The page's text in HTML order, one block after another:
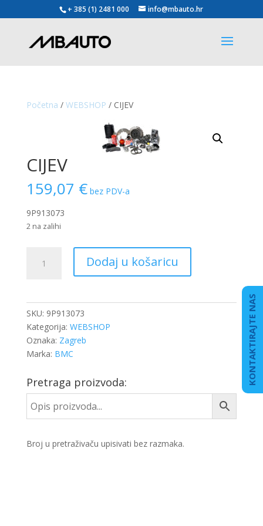
+ 385 (1) 2481 000 info@mbauto.hr
Početna / WEBSHOP / CIJEV
CIJEV
159,07 € bez PDV-a
9P913073
2 na zalihi
količina
Dodaj u košaricu
SKU: 9P913073
Kategorija: WEBSHOP
Oznaka: Zagreb
Marka: BMC
Pretraga proizvoda:
Broj u pretraživaču upisivati bez razmaka.
KONTAKTIRAJTE NAS